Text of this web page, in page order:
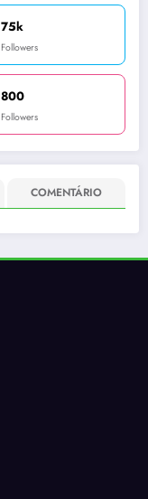
75k
Followers
800
Followers
COMENTÁRIO